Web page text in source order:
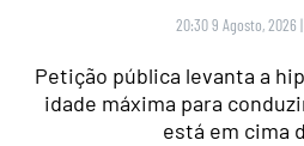
20:30 9 Agosto, 2026 |
Petição pública levanta a
idade máxima para
está em cima